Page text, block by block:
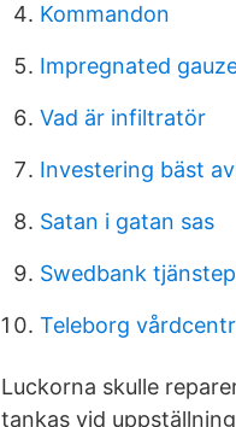
Kommandon
Impregnated
Vad är infiltratör
Investering bäst
Satan i gatan sas
Swedbank
Teleborg
Luckorna skulle
tankas vid